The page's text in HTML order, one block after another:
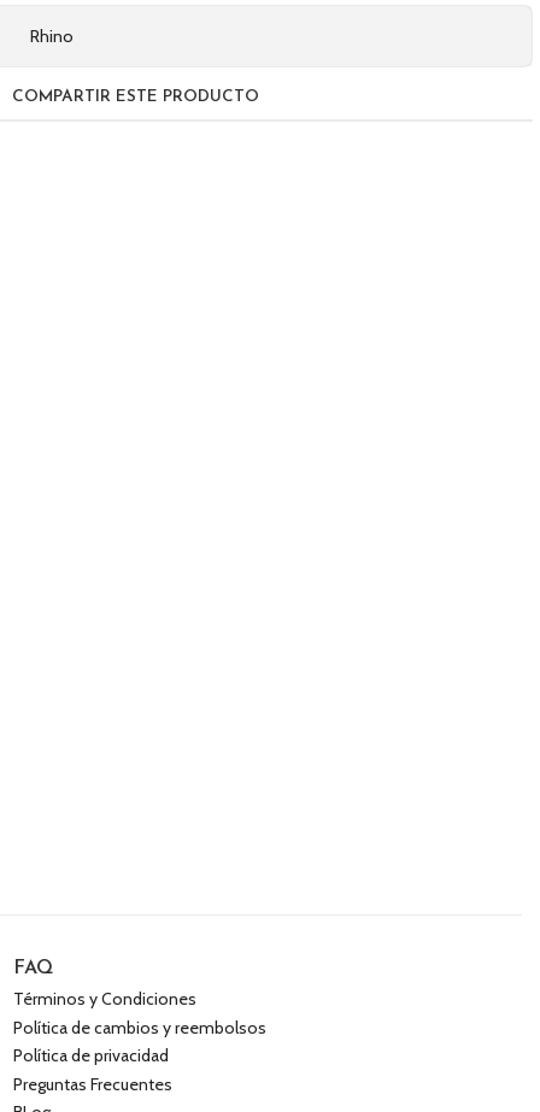
Rhino
COMPARTIR ESTE PRODUCTO
FAQ
Términos y Condiciones
Política de cambios y reembolsos
Política de privacidad
Preguntas Frecuentes